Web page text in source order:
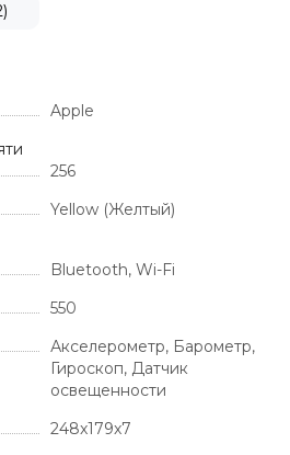
Apple
256
Yellow (Желтый)
Bluetooth, Wi-Fi
550
Акселерометр, Барометр,
Гироскоп, Датчик
освещенности
248x179x7